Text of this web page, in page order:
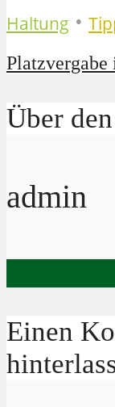
Haltung •
Platzvergabe
Über
admin
Einen